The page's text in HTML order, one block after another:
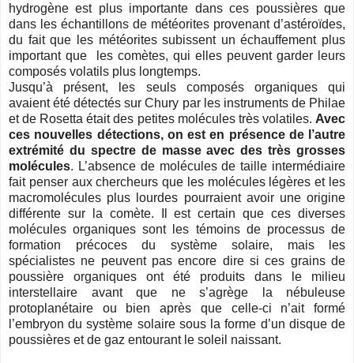
hydrogène est plus importante dans ces poussières que
dans les échantillons de météorites provenant d’astéroïdes,
du fait que les météorites subissent un échauffement plus
important que les comètes, qui elles peuvent garder leurs
composés volatils plus longtemps.
Jusqu’à présent, les seuls composés organiques qui
avaient été détectés sur Chury par les instruments de Philae
et de Rosetta était des petites molécules très volatiles. Avec
ces nouvelles détections, on est en présence de l’autre
extrémité du spectre de masse avec des très grosses
molécules. L’absence de molécules de taille intermédiaire
fait penser aux chercheurs que les molécules légères et les
macromolécules plus lourdes pourraient avoir une origine
différente sur la comète. Il est certain que ces diverses
molécules organiques sont les témoins de processus de
formation précoces du système solaire, mais les
spécialistes ne peuvent pas encore dire si ces grains de
poussière organiques ont été produits dans le milieu
interstellaire avant que ne s’agrège la nébuleuse
protoplanétaire ou bien après que celle-ci n’ait formé
l’embryon du système solaire sous la forme d’un disque de
poussières et de gaz entourant le soleil naissant.